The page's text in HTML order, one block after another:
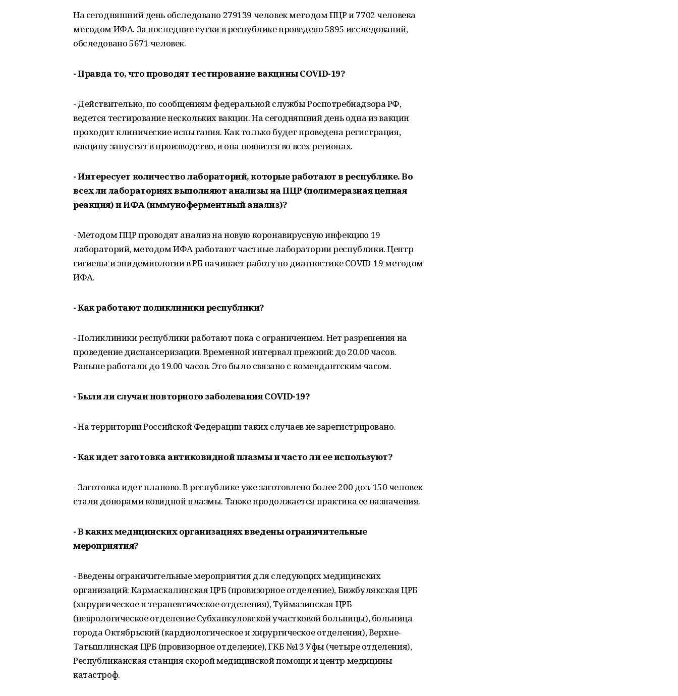
На сегодняшний день обследовано 279139 человек методом ПЦР и 7702 человека
методом ИФА. За последние сутки в республике проведено 5895 исследований,
обследовано 5671 человек.
- Правда то, что проводят тестирование вакцины COVID-19?
- Действительно, по сообщениям федеральной службы Роспотребнадзора РФ,
ведется тестирование нескольких вакцин. На сегодняшний день одна из вакцин
проходит клинические испытания. Как только будет проведена регистрация,
вакцину запустят в производство, и она появится во всех регионах.
- Интересует количество лабораторий, которые работают в республике. Во
всех ли лабораториях выполняют анализы на ПЦР (полимеразнаяцепная
реакция) и ИФА (иммуноферментныйанализ)?
- Методом ПЦР проводят анализ на новую коронавирусную инфекцию 19
лабораторий, методом ИФА работают частные лаборатории республики. Центр
гигиены и эпидемиологии в РБ начинает работу по диагностике COVID-19 методом
ИФА.
- Как работают поликлиники республики?
- Поликлиники республики работают пока с ограничением. Нет разрешения на
проведение диспансеризации. Временной интервал прежний: до 20.00 часов.
Раньше работали до 19.00 часов. Это было связано с комендантским часом.
- Были ли случаи повторного заболевания COVID-19?
- На территории Российской Федерации таких случаев не зарегистрировано.
- Как идет заготовка антиковидной плазмы и часто ли ее используют?
- Заготовка идет планово. В республике уже заготовлено более 200 доз. 150 человек
стали донорами ковидной плазмы. Также продолжается практика ее назначения.
- В каких медицинских организациях введены ограничительные
мероприятия?
- Введены ограничительные мероприятия для следующих медицинских
организаций: Кармаскалинская ЦРБ (провизорное отделение), Бижбулякская ЦРБ
(хирургическое и терапевтическое отделения), Туймазинская ЦРБ
(неврологическое отделение Субханкуловской участковой больницы), больница
города Октябрьский (кардиологическое и хирургическое отделения), Верхне-
Татышлинская ЦРБ (провизорное отделение), ГКБ №13 Уфы (четыре отделения),
Республиканская станция скорой медицинской помощи и центр медицины
катастроф.